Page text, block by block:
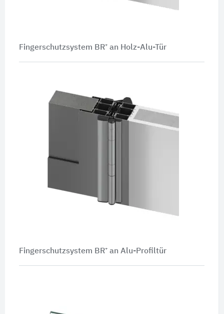
Fingerschutzsystem BR⁺ an Holz-Alu-Tür
Fingerschutzsystem BR⁺ an Alu-Profiltür